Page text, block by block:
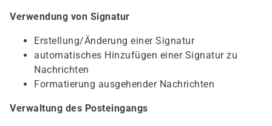
Verwendung von Signatur
Erstellung/Änderung einer Signatur
automatisches Hinzufügen einer Signatur zu
Nachrichten
Formatierung ausgehender Nachrichten
Verwaltung des Posteingangs